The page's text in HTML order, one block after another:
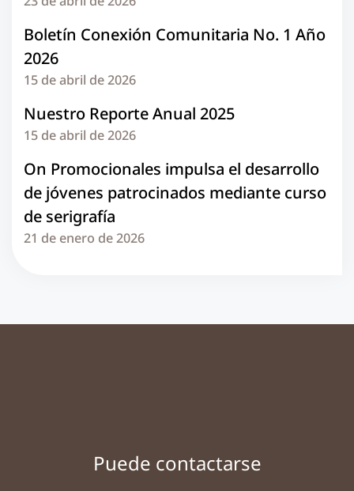
Boletín Conexión Comunitaria No. 1 Año
2026
15 de abril de 2026
Nuestro Reporte Anual 2025
15 de abril de 2026
On Promocionales impulsa el desarrollo
de jóvenes patrocinados mediante curso
de serigrafía
21 de enero de 2026
Puede contactarse